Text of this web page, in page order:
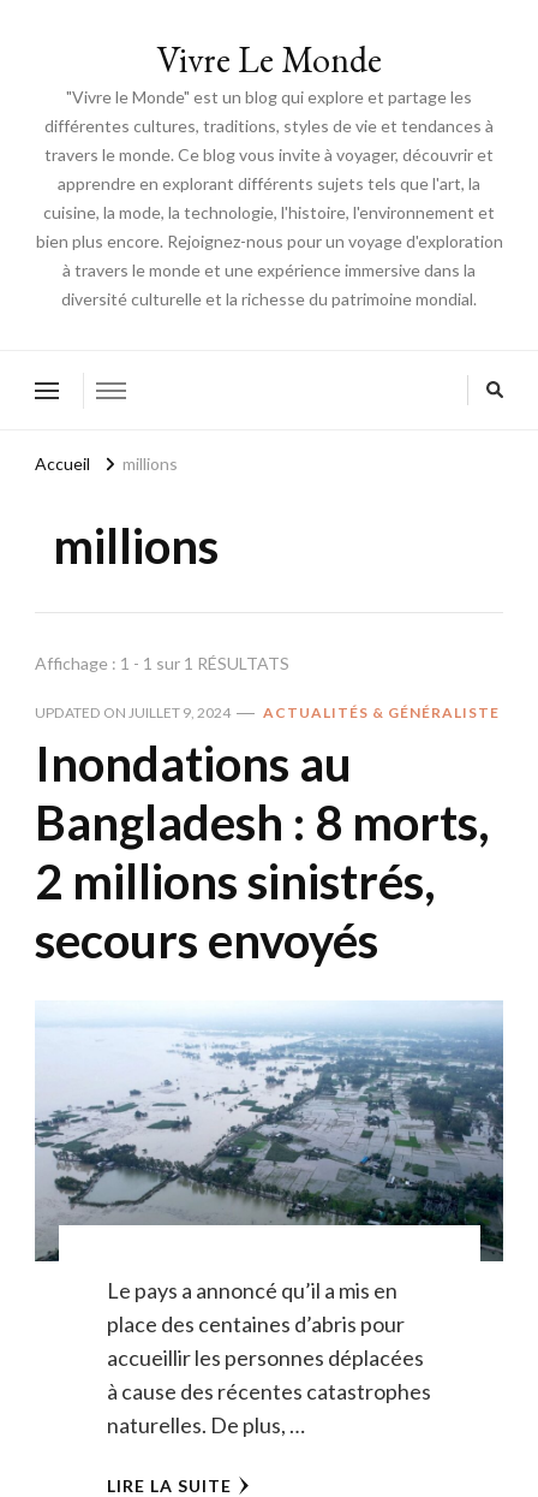
Vivre Le Monde
"Vivre le Monde" est un blog qui explore et partage les
différentes cultures, traditions, styles de vie et tendances à
travers le monde. Ce blog vous invite à voyager, découvrir et
apprendre en explorant différents sujets tels que l'art, la
cuisine, la mode, la technologie, l'histoire, l'environnement et
bien plus encore. Rejoignez-nous pour un voyage d'exploration
à travers le monde et une expérience immersive dans la
diversité culturelle et la richesse du patrimoine mondial.
Accueil millions
millions
Affichage : 1 - 1 sur 1 RÉSULTATS
UPDATED ON JUILLET 9, 2024 ACTUALITÉS & GÉNÉRALISTE
Inondations au
Bangladesh : 8 morts,
2 millions sinistrés,
secours envoyés
Le pays a annoncé qu’il a mis en
place des centaines d’abris pour
accueillir les personnes déplacées
à cause des récentes catastrophes
naturelles. De plus, …
LIRE LA SUITE